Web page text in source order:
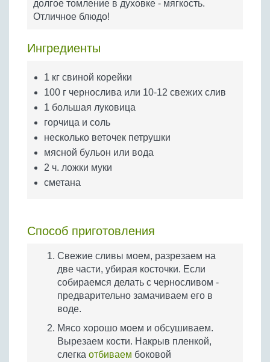
Бобовые
долгое томление в духовке - мягкость.
Отличное блюдо!
Ингредиенты
1 кг свиной корейки
100 г чернослива или 10-12 свежих слив
1 большая луковица
горчица и соль
несколько веточек петрушки
мясной бульон или вода
2 ч. ложки муки
сметана
Способ приготовления
Свежие сливы моем, разрезаем на
две части, убирая косточки. Если
собираемся делать с черносливом -
предварительно замачиваем его в
воде.
Мясо хорошо моем и обсушиваем.
Вырезаем кости. Накрыв пленкой,
слегка отбиваем боковой